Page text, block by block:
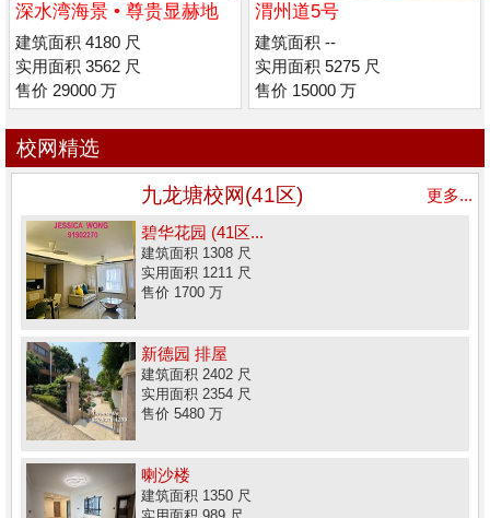
深水湾海景 • 尊贵显赫地
段
建筑面积 4180 尺
实用面积 3562 尺
售价 29000 万
渭州道5号
建筑面积 --
实用面积 5275 尺
售价 15000 万
校网精选
九龙塘校网(41区)
更多...
碧华花园 (41区...
建筑面积 1308 尺
实用面积 1211 尺
售价 1700 万
新德园 排屋
建筑面积 2402 尺
实用面积 2354 尺
售价 5480 万
喇沙楼
建筑面积 1350 尺